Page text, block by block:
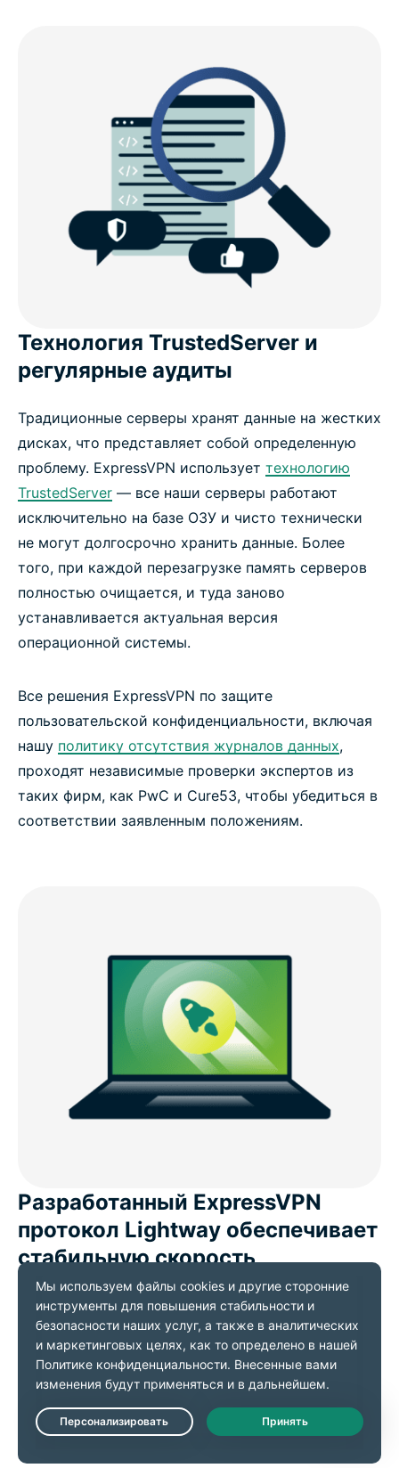
Технология TrustedServer и
регулярные аудиты
Традиционные серверы хранят данные на жестких
дисках, что представляет собой определенную
проблему. ExpressVPN использует технологию
TrustedServer — все наши серверы работают
исключительно на базе ОЗУ и чисто технически
не могут долгосрочно хранить данные. Более
того, при каждой перезагрузке память серверов
полностью очищается, и туда заново
устанавливается актуальная версия
операционной системы.
Все решения ExpressVPN по защите
пользовательской конфиденциальности, включая
нашу политику отсутствия журналов данных,
проходят независимые проверки экспертов из
таких фирм, как PwC и Cure53, чтобы убедиться в
соответствии заявленным положениям.
Разработанный ExpressVPN
протокол Lightway обеспечивает
стабильную скорость
Сетевые изменения и скачки трафика приводят к
замедлению передачи данных и, как следствие, к
буферизации, лагам и обрывам соединения.
ПротоколLightwayотличается минималистичной
и оптимизированной кодовой базой. Она
позволяет мгновенно восстанавливать
соединение и быстрее передавать трафик при
Live Chat